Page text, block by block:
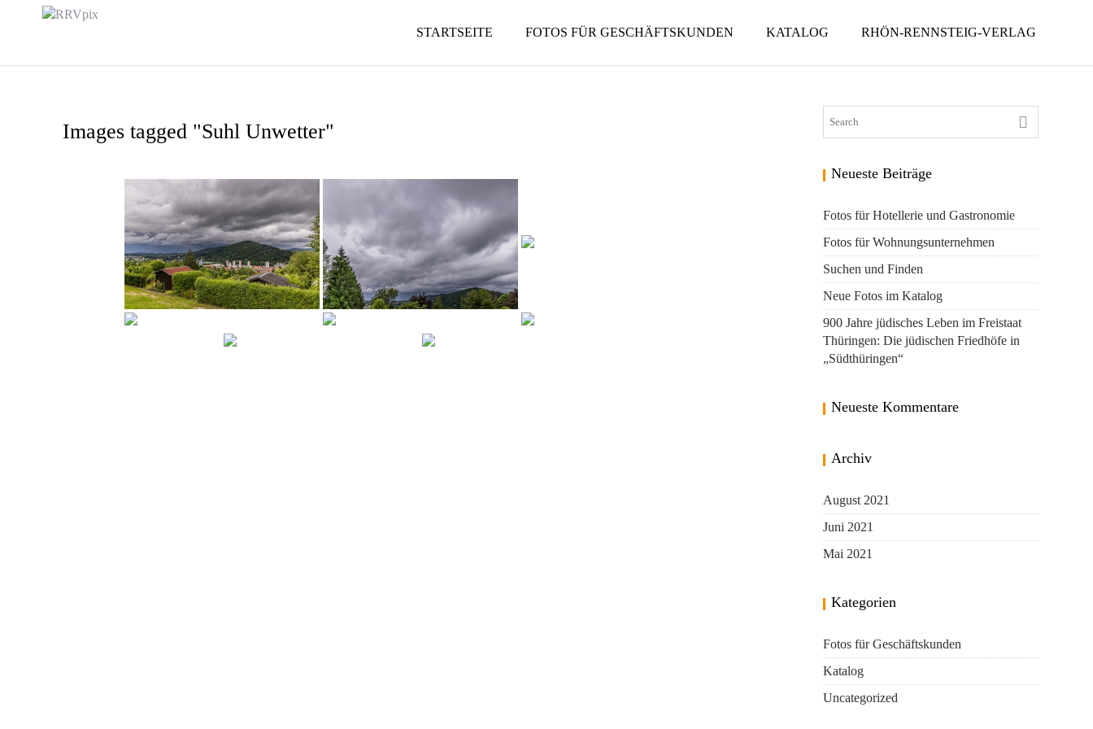
STARTSEITE FOTOS FÜR GESCHÄFTSKUNDEN KATALOG RHÖN-RENNSTEIG-VERLAG
Images tagged "Suhl Unwetter"
Neueste Beiträge
Fotos für Hotellerie und Gastronomie
Fotos für Wohnungsunternehmen
Suchen und Finden
Neue Fotos im Katalog
900 Jahre jüdisches Leben im Freistaat
Thüringen: Die jüdischen Friedhöfe in
„Südthüringen“
Neueste Kommentare
Archiv
August 2021
Juni 2021
Mai 2021
Kategorien
Fotos für Geschäftskunden
Katalog
Uncategorized